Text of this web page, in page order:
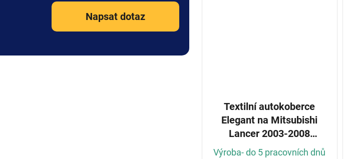
Napsat dotaz
Textilní autokoberce
Elegant na Mitsubishi
Lancer 2003-2008
(Konfigurátor)
Výroba- do 5 pracovních dnů